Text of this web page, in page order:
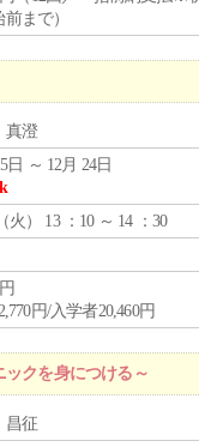
まで）
澄
日 ～ 12月 24日
火 ） 13 ：10 ～ 14 ：30
円/入学者20,460円
クを身につける～
征